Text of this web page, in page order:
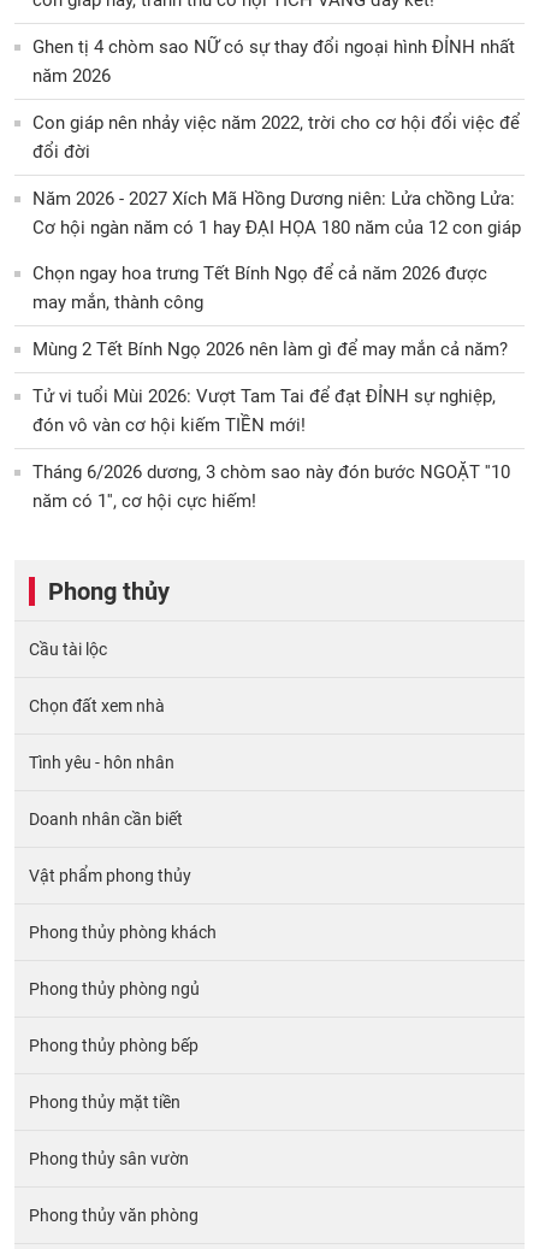
Ghen tị 4 chòm sao NỮ có sự thay đổi ngoại hình ĐỈNH nhất
năm 2026
Con giáp nên nhảy việc năm 2022, trời cho cơ hội đổi việc để
đổi đời
Năm 2026 - 2027 Xích Mã Hồng Dương niên: Lửa chồng Lửa:
Cơ hội ngàn năm có 1 hay ĐẠI HỌA 180 năm của 12 con giáp
Chọn ngay hoa trưng Tết Bính Ngọ để cả năm 2026 được
may mắn, thành công
Mùng 2 Tết Bính Ngọ 2026 nên làm gì để may mắn cả năm?
Tử vi tuổi Mùi 2026: Vượt Tam Tai để đạt ĐỈNH sự nghiệp,
đón vô vàn cơ hội kiếm TIỀN mới!
Tháng 6/2026 dương, 3 chòm sao này đón bước NGOẶT ''10
năm có 1'', cơ hội cực hiếm!
Phong thủy
Cầu tài lộc
Chọn đất xem nhà
Tình yêu - hôn nhân
Doanh nhân cần biết
Vật phẩm phong thủy
Phong thủy phòng khách
Phong thủy phòng ngủ
Phong thủy phòng bếp
Phong thủy mặt tiền
Phong thủy sân vườn
Phong thủy văn phòng